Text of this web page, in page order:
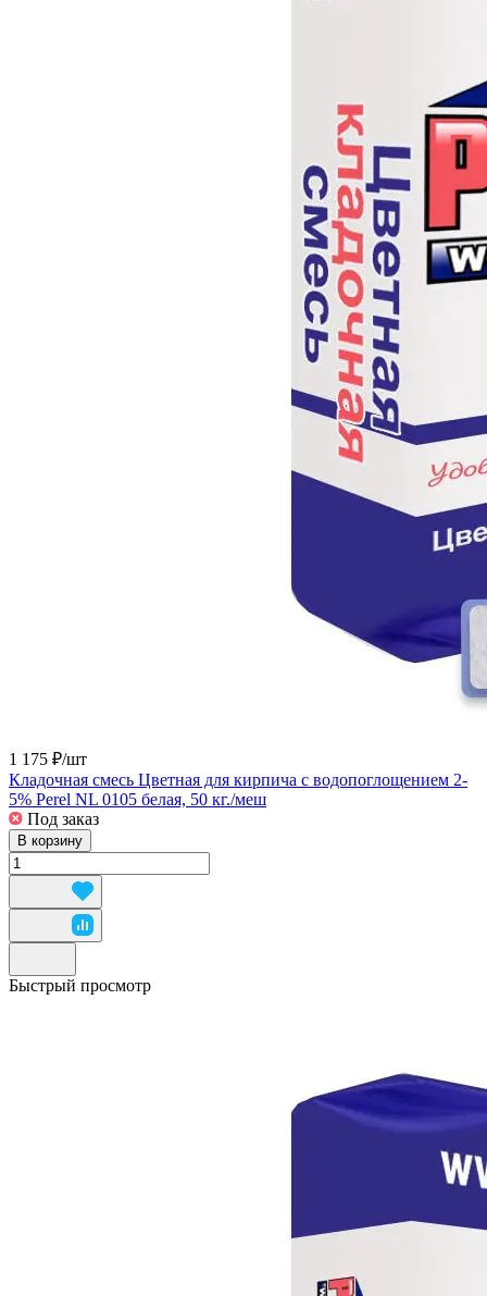
1 175 ₽/шт
Кладочная смесь Цветная для кирпича с водопоглощением 2-
5% Perel NL 0105 белая, 50 кг./меш
Под заказ
В корзину
Быстрый просмотр